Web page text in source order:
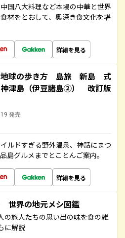
国八大料理など本場の中華と世界
材をとおして、奥深き食文化を堪
詳細を見る
球の歩き方 島旅 新島 式
津島（伊豆諸島②） 改訂版
発売
ルドすぎる野外温泉、神話にまつ
島グルメまでとことんご案内。
詳細を見る
世界の地元メシ図鑑
の旅人たちの思い出の味を食の雑
に解説